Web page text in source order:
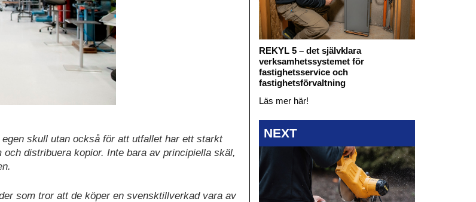
skull utan också för att utfallet har ett starkt
distribuera kopior. Inte bara av principiella skäl,
som tror att de köper en svensktillverkad vara av
REKYL 5 – det självklara
verksamhetssystemet för
fastighetsservice och
fastighetsförvaltning
Läs mer här!
NEXT